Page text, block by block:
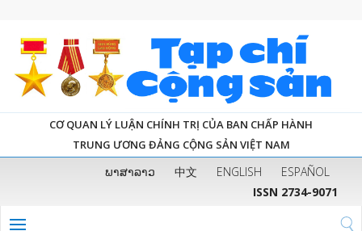
CƠ QUAN LÝ LUẬN CHÍNH TRỊ CỦA BAN CHẤP HÀNH
TRUNG ƯƠNG ĐẢNG CỘNG SẢN VIỆT NAM
ພາສາລາວ 中文 ENGLISH
ESPAÑOL
ISSN 2734-9071